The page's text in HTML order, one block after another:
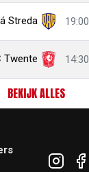
Streda 19:00
Twente 14:30
BEKIJK ALLES